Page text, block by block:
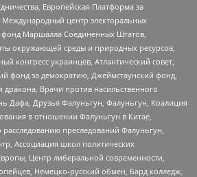
Европейская Платформа за
центр электоральных
фонд Маршалла Соединенных Штатов,
окружающей среды и природных ресурсов,
конгресс украинцев, Атлантический совет,
фонд за демократию, Джеймстаунский фонд,
Врачи против насильственного
Дафа, Друзья Фалуньгун, Фалуньгун, Коалиция
в отношении Фалуньгун в Китае,
преследований Фалуньгун,
Ассоциация школ политических
Центр либеральной современности,
Немецко-русский обмен, Бард колледж,